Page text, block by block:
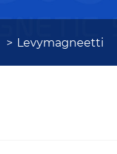
Levymagneetti